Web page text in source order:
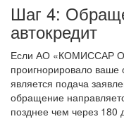
Шаг 4:
автокредит
Если АО «КОМИССАР
проигнорировало
является подача
обращение
позднее чем через 180